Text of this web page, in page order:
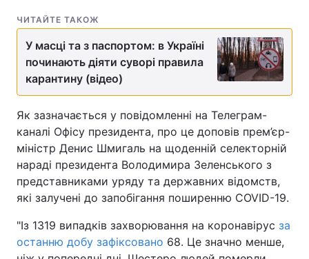
ЧИТАЙТЕ ТАКОЖ
У масці та з паспортом: в Україні
починають діяти суворі правила
карантину (відео)
Як зазначається у повідомленні на Телеграм-
каналі Офісу президента, про це доповів прем’єр-
міністр Денис Шмигаль на щоденній селекторній
нараді президента Володимира Зеленського з
представниками уряду та державних відомств,
які залучені до запобігання поширенню COVID-19.
"Із 1319 випадків захворювання на коронавірус за
останню добу зафіксовано 68. Це значно менше,